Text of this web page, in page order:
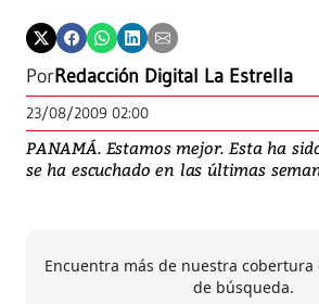
PorRedacción Digital La Estrella
23/08/2009 02:00
PANAMÁ. Estamos mejor. Esta ha
se ha escuchado en las últimas
Encuentra más de nuestra cobertura
de búsqueda.